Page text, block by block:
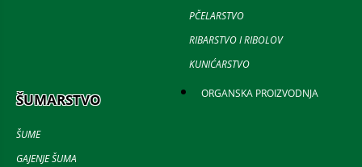
PČELARSTVO
RIBARSTVO I RIBOLOV
KUNIĆARSTVO
ŠUMARSTVO
ŠUME
GAJENJE ŠUMA
ORGANSKA PROIZVODNJA